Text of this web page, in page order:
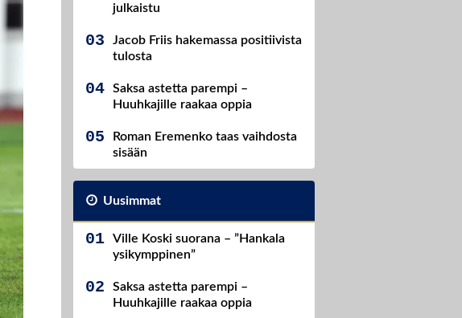
julkaistu
Jacob Friis hakemassa positiivista
tulosta
Saksa astetta parempi –
Huuhkajille raakaa oppia
Roman Eremenko taas vaihdosta
sisään
Uusimmat
Ville Koski suorana – ”Hankala
ysikymppinen”
Saksa astetta parempi –
Huuhkajille raakaa oppia